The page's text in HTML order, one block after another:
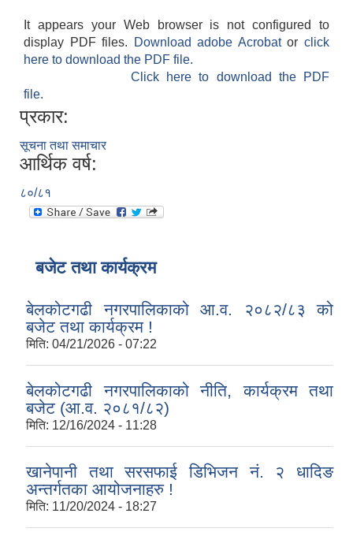
It appears your Web browser is not configured to
display PDF files.
Download adobe Acrobatorclick
here to download the PDF file.
Click here to download the PDF
file.
प्रकार:
सूचना तथा समाचार
आर्थिक वर्ष:
८०/८१
बजेट तथा कार्यक्रम
बेलकोटगढी नगरपालिकाको आ.व. २०८२/८३ को
बजेट तथा कार्यक्रम !
मिति: 04/21/2026 - 07:22
बेलकोटगढी नगरपालिकाको नीति, कार्यक्रम तथा
बजेट (आ.व. २०८१/८२)
मिति: 12/16/2024 - 11:28
खानेपानी तथा सरसफाई डिभिजन नं. २ धादिङ
अन्तर्गतका आयोजनाहरु !
मिति: 11/20/2024 - 18:27